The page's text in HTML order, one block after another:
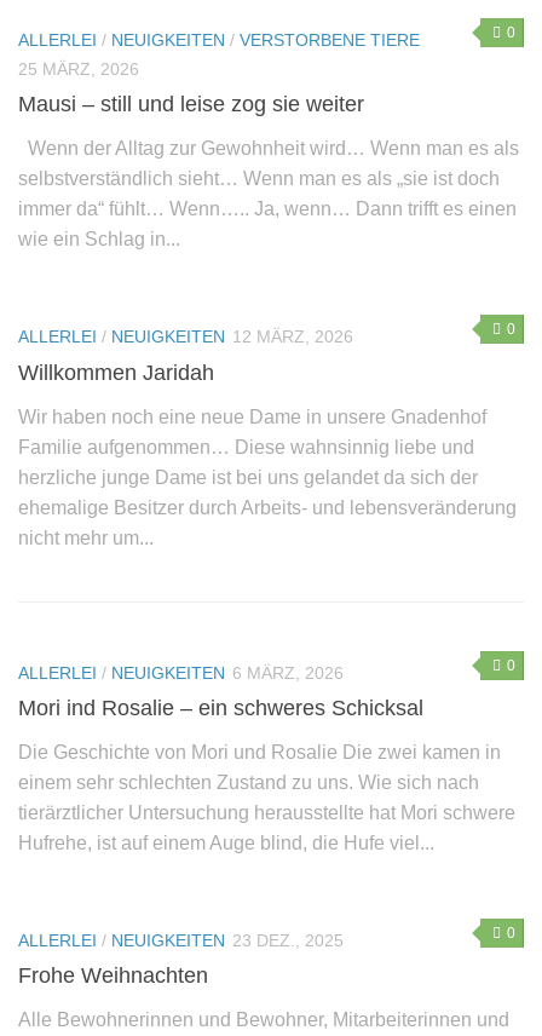
0
ALLERLEI / NEUIGKEITEN / VERSTORBENE TIERE
25 MÄRZ, 2026
Mausi – still und leise zog sie weiter
Wenn der Alltag zur Gewohnheit wird… Wenn man es als
selbstverständlich sieht… Wenn man es als „sie ist doch
immer da“ fühlt… Wenn….. Ja, wenn… Dann trifft es einen
wie ein Schlag in...
0
ALLERLEI / NEUIGKEITEN 12 MÄRZ, 2026
Willkommen Jaridah
Wir haben noch eine neue Dame in unsere Gnadenhof
Familie aufgenommen… Diese wahnsinnig liebe und
herzliche junge Dame ist bei uns gelandet da sich der
ehemalige Besitzer durch Arbeits- und lebensveränderung
nicht mehr um...
0
ALLERLEI / NEUIGKEITEN 6 MÄRZ, 2026
Mori ind Rosalie – ein schweres Schicksal
Die Geschichte von Mori und Rosalie Die zwei kamen in
einem sehr schlechten Zustand zu uns. Wie sich nach
tierärztlicher Untersuchung herausstellte hat Mori schwere
Hufrehe, ist auf einem Auge blind, die Hufe viel...
0
ALLERLEI / NEUIGKEITEN 23 DEZ., 2025
Frohe Weihnachten
Alle Bewohnerinnen und Bewohner, Mitarbeiterinnen und